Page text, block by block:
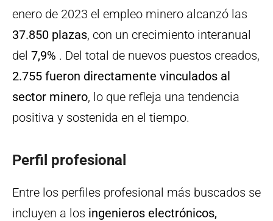
enero de 2023 el empleo minero alcanzó las
37.850 plazas, con un crecimiento interanual
del 7,9% . Del total de nuevos puestos creados,
2.755 fueron directamente vinculados al
sector minero, lo que refleja una tendencia
positiva y sostenida en el tiempo.
Perfil profesional
Entre los perfiles profesional más buscados se
incluyen a los ingenieros electrónicos,